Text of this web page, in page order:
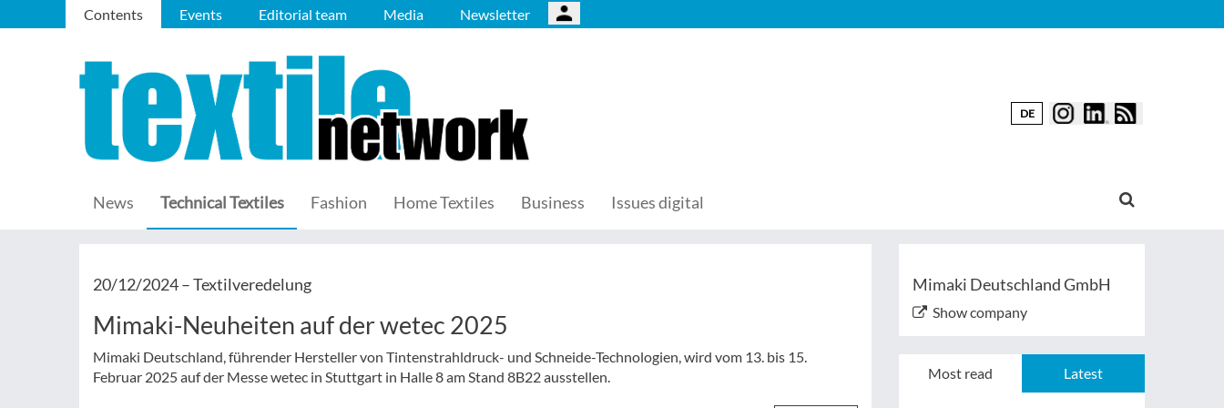
Contents Events Editorial team Media Newsletter
DE
News Technical Textiles Fashion Home Textiles Business Issues digital
20/12/2024 –Textilveredelung
Mimaki-Neuheiten auf der wetec 2025
Mimaki Deutschland, führender Hersteller von Tintenstrahldruck- und Schneide-Technologien, wird vom 13. bis 15.
Februar 2025 auf der Messe wetec in Stuttgart in Halle 8 am Stand 8B22 ausstellen.
Mimaki Deutschland GmbH
Show company
Most read Latest